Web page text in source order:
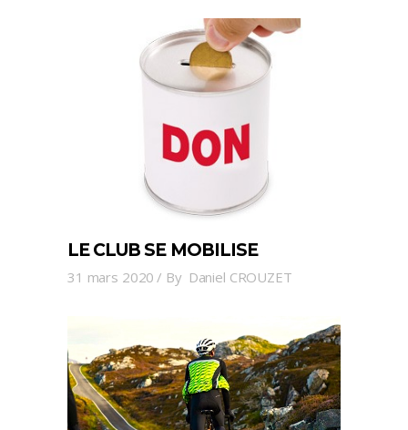
LE CLUB SE MOBILISE
31 mars 2020 By Daniel CROUZET